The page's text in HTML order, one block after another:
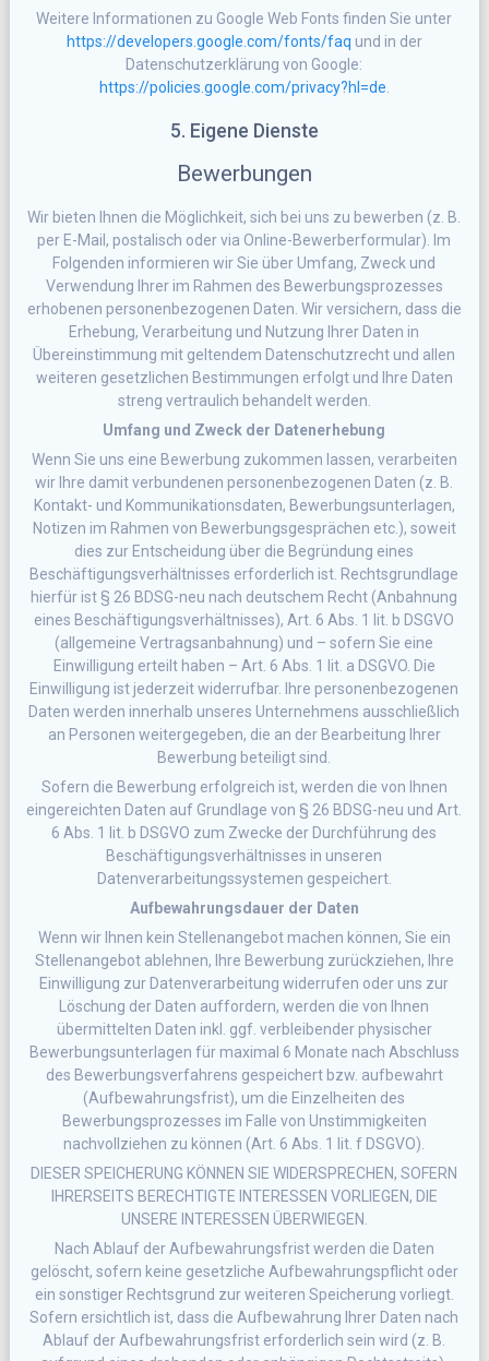
Weitere Informationen zu Google Web Fonts finden Sie unter
https://developers.google.com/fonts/faq und in der
Datenschutzerklärung von Google:
https://policies.google.com/privacy?hl=de.
5. Eigene Dienste
Bewerbungen
Wir bieten Ihnen die Möglichkeit, sich bei uns zu bewerben (z. B.
per E-Mail, postalisch oder via Online-Bewerberformular). Im
Folgenden informieren wir Sie über Umfang, Zweck und
Verwendung Ihrer im Rahmen des Bewerbungsprozesses
erhobenen personenbezogenen Daten. Wir versichern, dass die
Erhebung, Verarbeitung und Nutzung Ihrer Daten in
Übereinstimmung mit geltendem Datenschutzrecht und allen
weiteren gesetzlichen Bestimmungen erfolgt und Ihre Daten
streng vertraulich behandelt werden.
Umfang und Zweck der Datenerhebung
Wenn Sie uns eine Bewerbung zukommen lassen, verarbeiten
wir Ihre damit verbundenen personenbezogenen Daten (z. B.
Kontakt- und Kommunikationsdaten, Bewerbungsunterlagen,
Notizen im Rahmen von Bewerbungsgesprächen etc.), soweit
dies zur Entscheidung über die Begründung eines
Beschäftigungsverhältnisses erforderlich ist. Rechtsgrundlage
hierfür ist § 26 BDSG-neu nach deutschem Recht (Anbahnung
eines Beschäftigungsverhältnisses), Art. 6 Abs. 1 lit. b DSGVO
(allgemeine Vertragsanbahnung) und – sofern Sie eine
Einwilligung erteilt haben – Art. 6 Abs. 1 lit. a DSGVO. Die
Einwilligung ist jederzeit widerrufbar. Ihre personenbezogenen
Daten werden innerhalb unseres Unternehmens ausschließlich
an Personen weitergegeben, die an der Bearbeitung Ihrer
Bewerbung beteiligt sind.
Sofern die Bewerbung erfolgreich ist, werden die von Ihnen
eingereichten Daten auf Grundlage von § 26 BDSG-neu und Art.
6 Abs. 1 lit. b DSGVO zum Zwecke der Durchführung des
Beschäftigungsverhältnisses in unseren
Datenverarbeitungssystemen gespeichert.
Aufbewahrungsdauer der Daten
Wenn wir Ihnen kein Stellenangebot machen können, Sie ein
Stellenangebot ablehnen, Ihre Bewerbung zurückziehen, Ihre
Einwilligung zur Datenverarbeitung widerrufen oder uns zur
Löschung der Daten auffordern, werden die von Ihnen
übermittelten Daten inkl. ggf. verbleibender physischer
Bewerbungsunterlagen für maximal 6 Monate nach Abschluss
des Bewerbungsverfahrens gespeichert bzw. aufbewahrt
(Aufbewahrungsfrist), um die Einzelheiten des
Bewerbungsprozesses im Falle von Unstimmigkeiten
nachvollziehen zu können (Art. 6 Abs. 1 lit. f DSGVO).
DIESER SPEICHERUNG KÖNNEN SIE WIDERSPRECHEN, SOFERN
IHRERSEITS BERECHTIGTE INTERESSEN VORLIEGEN, DIE
UNSERE INTERESSEN ÜBERWIEGEN.
Nach Ablauf der Aufbewahrungsfrist werden die Daten
gelöscht, sofern keine gesetzliche Aufbewahrungspflicht oder
ein sonstiger Rechtsgrund zur weiteren Speicherung vorliegt.
Sofern ersichtlich ist, dass die Aufbewahrung Ihrer Daten nach
Ablauf der Aufbewahrungsfrist erforderlich sein wird (z. B.